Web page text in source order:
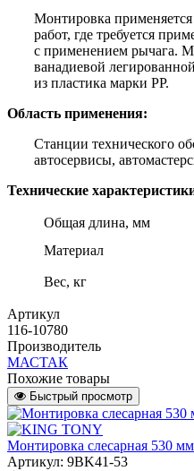
Монтировка
работ, где требуется
с применением рычага.
ванадиевой
из пластика марки PP.
Область применения:
Станции технического
автосервисы,
Технические
Общая длина, мм
Материал
Вес, кг
Артикул
116-10780
Производитель
МАСТАК
Похожие товары
Быстрый просмотр
Монтировка слесарная 530
Артикул: 9BK41-53